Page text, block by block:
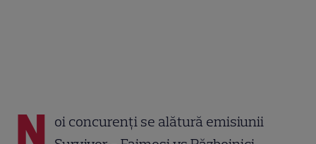
N oi concurenți se alătură emisiunii